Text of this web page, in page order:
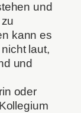
und
kann es
laut,
und
oder